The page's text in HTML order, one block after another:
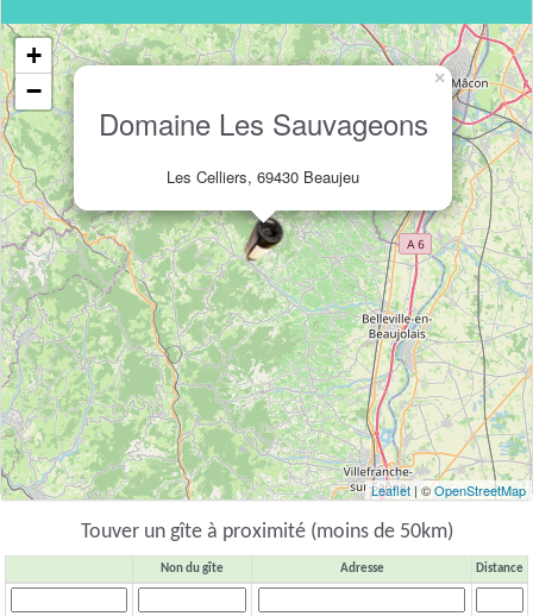
Domaine Les Sauvageons
Les Celliers, 69430 Beaujeu
×
+
−
Leaflet | ©OpenStreetMap
Touver un gîte à proximité (moins de 50km)
Non du gîte Adresse Distance